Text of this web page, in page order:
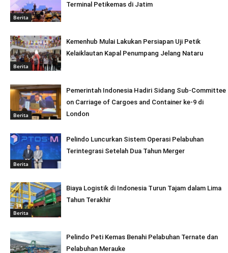
Berita
Terminal Petikemas di Jatim
Berita
Kemenhub Mulai Lakukan Persiapan Uji Petik
Kelaiklautan Kapal Penumpang Jelang Nataru
Berita
Pemerintah Indonesia Hadiri Sidang Sub-Committee
on Carriage of Cargoes and Container ke-9 di
London
Berita
Pelindo Luncurkan Sistem Operasi Pelabuhan
Terintegrasi Setelah Dua Tahun Merger
Berita
Biaya Logistik di Indonesia Turun Tajam dalam Lima
Tahun Terakhir
Pelindo Peti Kemas Benahi Pelabuhan Ternate dan
Pelabuhan Merauke